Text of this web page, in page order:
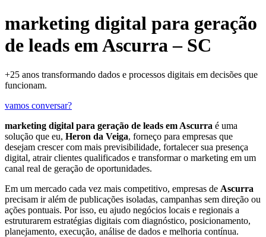
marketing digital para geração
de leads em Ascurra – SC
+25 anos transformando dados e processos digitais em decisões que
funcionam.
vamos conversar?
marketing digital para geração de leads em Ascurra é uma
solução que eu, Heron da Veiga, forneço para empresas que
desejam crescer com mais previsibilidade, fortalecer sua presença
digital, atrair clientes qualificados e transformar o marketing em um
canal real de geração de oportunidades.
Em um mercado cada vez mais competitivo, empresas de Ascurra
precisam ir além de publicações isoladas, campanhas sem direção ou
ações pontuais. Por isso, eu ajudo negócios locais e regionais a
estruturarem estratégias digitais com diagnóstico, posicionamento,
planejamento, execução, análise de dados e melhoria contínua.